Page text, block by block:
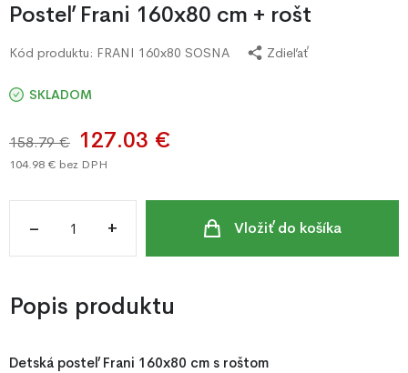
Posteľ Frani 160x80 cm + rošt
Kód produktu: FRANI 160x80 SOSNA Zdieľať
SKLADOM
158.79 € 127.03 €
104.98 € bez DPH
– + Vložiť do košíka
Popis produktu
Detská posteľ Frani 160x80 cm s roštom